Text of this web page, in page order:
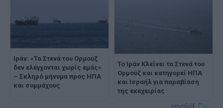
Ιράν: «Τα Στενά του Ορμούζ
δεν ελέγχονται χωρίς εμάς»
– Σκληρό μήνυμα προς ΗΠΑ
και συμμάχους
Το Ιράν Κλείνει τα Στενά του
Ορμούζ και κατηγορεί ΗΠΑ
και Ισραήλ για παραβίαση
της εκεχειρίας